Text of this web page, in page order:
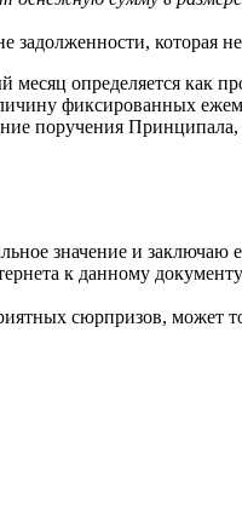
задолженности, которая
определяется как
фиксированных
поручения
значение и
к данному
сюрпризов, может